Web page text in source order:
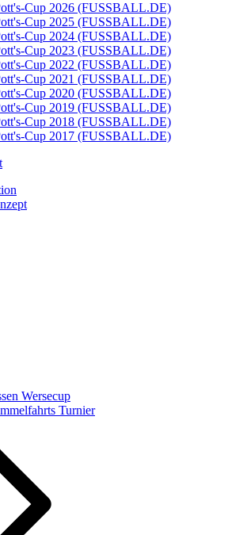
Cup 2026 (FUSSBALL.DE)
Cup 2025 (FUSSBALL.DE)
Cup 2024 (FUSSBALL.DE)
Cup 2023 (FUSSBALL.DE)
Cup 2022 (FUSSBALL.DE)
Cup 2021 (FUSSBALL.DE)
Cup 2020 (FUSSBALL.DE)
Cup 2019 (FUSSBALL.DE)
Cup 2018 (FUSSBALL.DE)
Cup 2017 (FUSSBALL.DE)
Wersecup
Turnier